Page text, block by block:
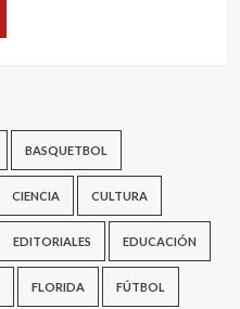
BASQUETBOL
CIENCIA CULTURA
EDITORIALES EDUCACIÓN
FLORIDA FÚTBOL